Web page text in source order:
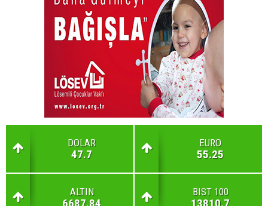
DOLAR
47.7
EURO
55.25
ALTIN BIST 100